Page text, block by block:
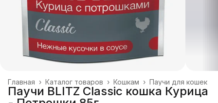
Паучи для кошек
Кошкам ›
Каталог товаров ›
Главная ›
Паучи BLITZ Classic кошка Курица